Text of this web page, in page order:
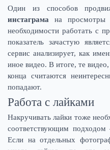
Один из способов
инстаграма на просмотры
необходимости работать с
показатель зачастую
сервис анализирует, как
иное видео. В итоге, те
конца считаются
попадают.
Работа с лайками
Накручивать лайки тоже
соответствующим
Если на отдельных